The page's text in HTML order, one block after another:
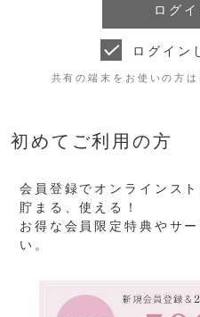
ログイン
共有の端末をお使いの方
初めてご利用の方
会員登録でオンラインス
貯まる、使える！
お得な会員限定特典やサー
い。